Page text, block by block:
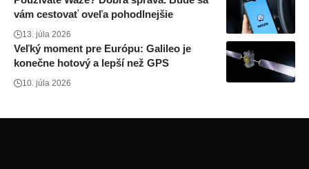
vám cestovať oveľa pohodlnejšie
13. júla 2026
Veľký moment pre Európu: Galileo je
konečne hotový a lepší než GPS
10. júla 2026